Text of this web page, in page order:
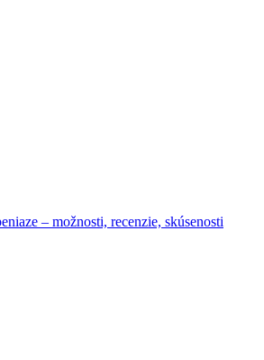
– možnosti, recenzie, skúsenosti